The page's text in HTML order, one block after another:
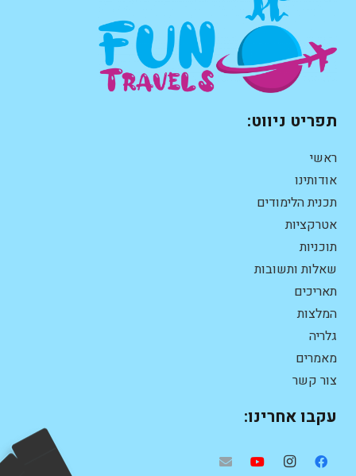
תפריט ניווט:
ראשי
אודותינו
תכנית הלימודים
אטרקציות
תוכניות
שאלות ותשובות
תאריכים
המלצות
גלריה
מאמרים
צור קשר
עקבו אחרינו: